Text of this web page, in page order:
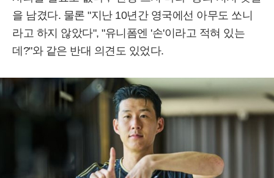
을 남겼다. 물론 "지난 10년간 영국에선 아무도 쏘니
라고 하지 않았다", "유니폼엔 '손'이라고 적혀 있는
데?"와 같은 반대 의견도 있었다.